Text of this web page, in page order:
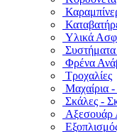
Υλικά
Φρένα
Τροχαλίες
Μαχαίρια
Σκάλες -
Αξεσουάρ